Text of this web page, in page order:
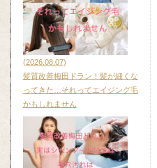
(2026.08.07)
髪質改善梅田ドラン！髪が細くな
ってきた…それってエイジング毛
かもしれません